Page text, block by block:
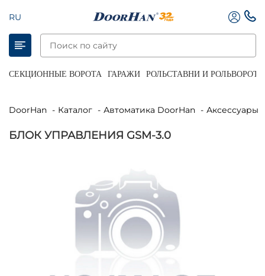
RU
СЕКЦИОННЫЕ ВОРОТА ГАРАЖИ РОЛЬСТАВНИ И РОЛЬВОРОТА
DoorHan Каталог Автоматика DoorHan
БЛОК УПРАВЛЕНИЯ GSM-3.0